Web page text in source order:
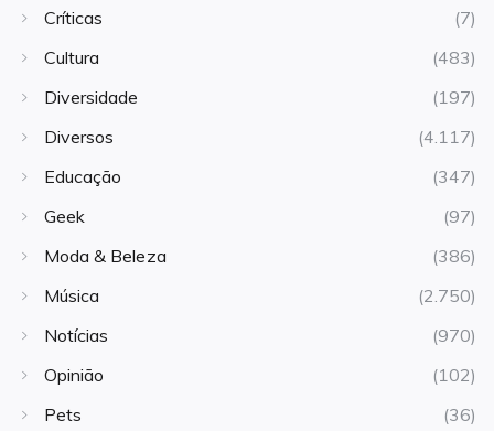
Críticas
(7)
Cultura
(483)
Diversidade
(197)
Diversos
(4.117)
Educação
(347)
Geek
(97)
Moda & Beleza
(386)
Música
(2.750)
Notícias
(970)
Opinião
(102)
Pets
(36)